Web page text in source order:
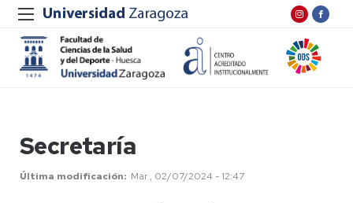
Secretaría
Última modificación Mar , 02/07/2024 - 12:47